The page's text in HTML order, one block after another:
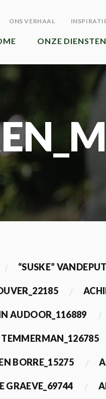
ONS VERHAAL
ONZE DIENSTEN
“SUSKE”
AUDOOR_116889
TEMMERMAN_126785
BORRE_15275
GRAEVE_69744